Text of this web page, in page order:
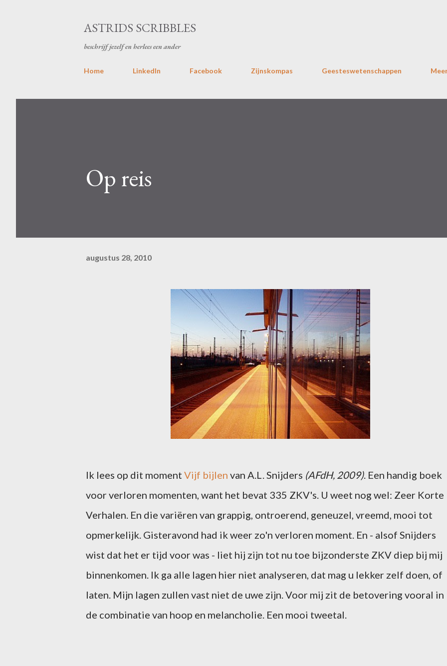
ASTRIDS SCRIBBLES
beschrijf jezelf en herlees een ander
Home LinkedIn Facebook Zijnskompas Geesteswetenschappen
Op reis
augustus 28, 2010
Ik lees op dit moment Vijf bijlen van A.L. Snijders (AFdH, 2009). Een handig boek
voor verloren momenten, want het bevat 335 ZKV's. U weet nog wel: Zeer Korte
Verhalen. En die variëren van grappig, ontroerend, geneuzel, vreemd, mooi tot
opmerkelijk. Gisteravond had ik weer zo'n verloren moment. En - alsof Snijders
wist dat het er tijd voor was - liet hij zijn tot nu toe bijzonderste ZKV diep bij mij
binnenkomen. Ik ga alle lagen hier niet analyseren, dat mag u lekker zelf doen, of
laten. Mijn lagen zullen vast niet de uwe zijn. Voor mij zit de betovering vooral in
de combinatie van hoop en melancholie. Een mooi tweetal.